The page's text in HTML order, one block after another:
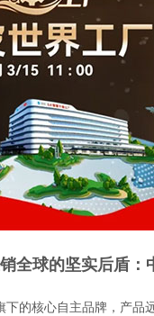
全球的坚实后盾：
的核心自主品牌，产